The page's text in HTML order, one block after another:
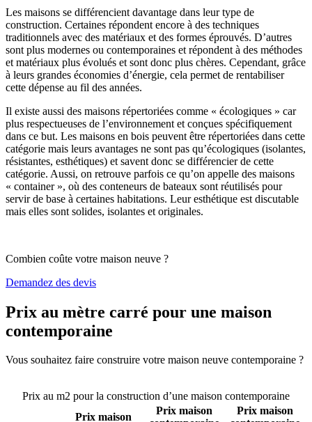
Les maisons se différencient davantage dans leur type de
construction. Certaines répondent encore à des techniques
traditionnels avec des matériaux et des formes éprouvés. D’autres
sont plus modernes ou contemporaines et répondent à des méthodes
et matériaux plus évolués et sont donc plus chères. Cependant, grâce
à leurs grandes économies d’énergie, cela permet de rentabiliser
cette dépense au fil des années.
Il existe aussi des maisons répertoriées comme « écologiques » car
plus respectueuses de l’environnement et conçues spécifiquement
dans ce but. Les maisons en bois peuvent être répertoriées dans cette
catégorie mais leurs avantages ne sont pas qu’écologiques (isolantes,
résistantes, esthétiques) et savent donc se différencier de cette
catégorie. Aussi, on retrouve parfois ce qu’on appelle des maisons
« container », où des conteneurs de bateaux sont réutilisés pour
servir de base à certaines habitations. Leur esthétique est discutable
mais elles sont solides, isolantes et originales.
Combien coûte votre maison neuve ?
Demandez des devis
Prix au mètre carré pour une maison
contemporaine
Vous souhaitez faire construire votre maison neuve contemporaine ?
Prix au m2 pour la construction d’une maison contemporaine
Prix maison
Prix maison
Prix maison